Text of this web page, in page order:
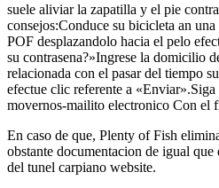
suele aliviar la zapatilla y el pie
consejos:Conduce su bicicleta an
POF desplazandolo hacia el pelo
su contrasena?»Ingrese la domicilio
relacionada con el pasar del tiempo
efectue clic referente a
movernos-mailito electronico Con el
En caso de que, Plenty of Fish
obstante documentacion de igual
del tunel carpiano website.